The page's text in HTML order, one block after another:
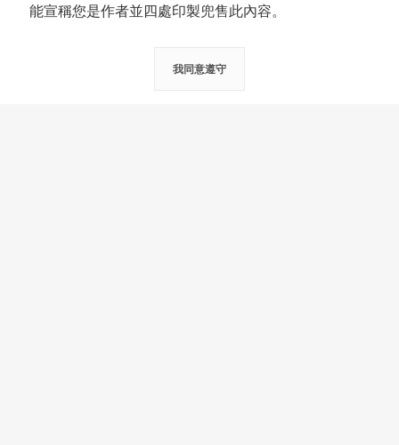
能宣稱您是作者並四處印製兜售此內容。
我同意遵守